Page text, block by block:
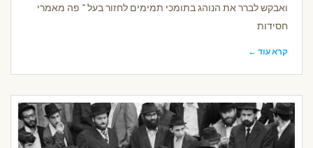
ואבקש לברר את הנוהג בתומכי תמימים לחזור בעל ־ פה מאמרי
חסידות
קרא עוד ←